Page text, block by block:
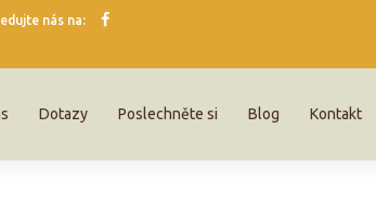
nás na:
Dotazy Poslechněte si Blog Kontakt